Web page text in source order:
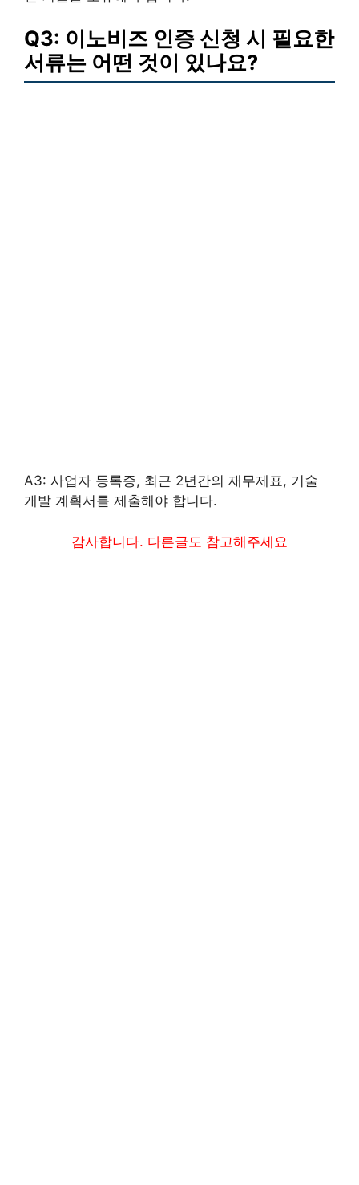
Q3: 이노비즈 인증 신청 시 필요한
서류는 어떤 것이 있나요?
A3: 사업자 등록증, 최근 2년간의 재무제표, 기술
개발 계획서를 제출해야 합니다.
감사합니다. 다른글도 참고해주세요